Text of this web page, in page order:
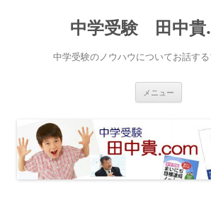
中学受験 田中貴
中学受験のノウハウについてお話する
メニュー
ス
キ
ッ
プ